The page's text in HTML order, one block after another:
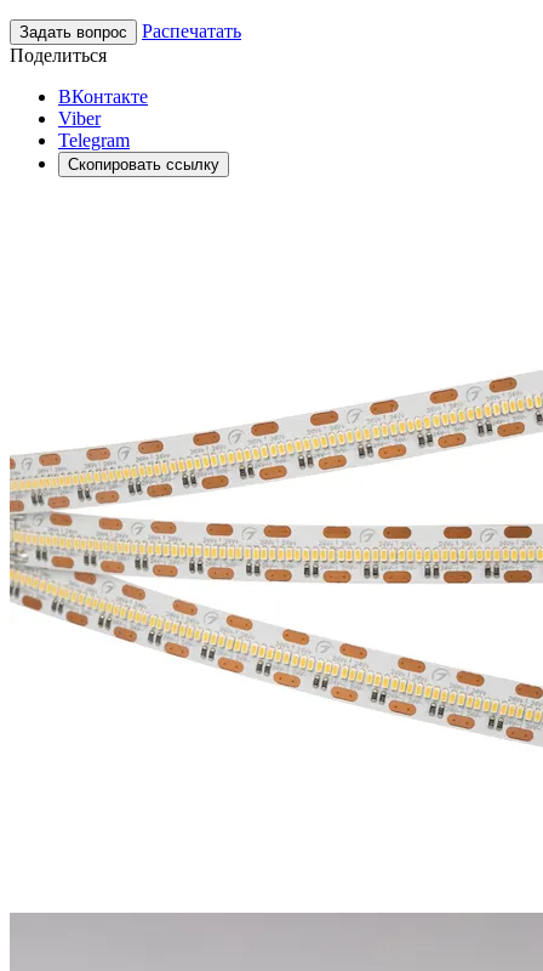
Задать вопрос
Распечатать
Поделиться
ВКонтакте
Viber
Telegram
Скопировать ссылку